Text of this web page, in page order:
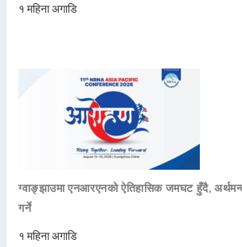
१ महिना अगाडि
ग्वाङ्झाउमा एनआरएनको ऐतिहासिक जमघट हुँदै,
गर्ने
१ महिना अगाडि